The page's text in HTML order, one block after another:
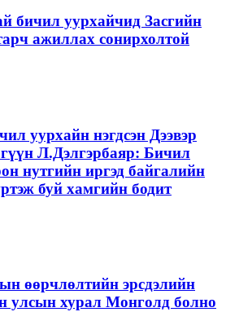
бичил уурхайчид Засгийн
ажиллах сонирхолтой
уурхайн нэгдсэн Дээвэр
Л.Дэлгэрбаяр: Бичил
нутгийн иргэд байгалийн
буй хамгийн бодит
өөрчлөлтийн эрсдэлийн
улсын хурал Монголд болно